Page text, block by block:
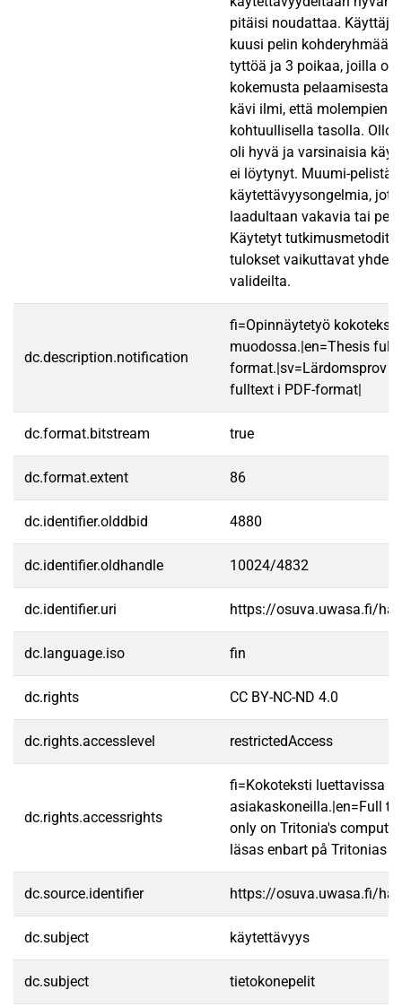
pitäisi noudattaa.
kuusi pelin kohderyhmään
tyttöä ja 3 poikaa, joilla on
kokemusta pelaamisesta.
kävi ilmi, että molempien
kohtuullisella tasolla.
oli hyvä ja varsinaisia
ei löytynyt. Muumi-pelistä
käytettävyysongelmia,
laadultaan vakavia tai
Käytetyt tutkimusmetodit
tulokset vaikuttavat
valideilta.
dc.description.notification
fi=Opinnäytetyö
muodossa.|en=Thesis
format.|sv=Lärdomsprov
fulltext i PDF-format|
dc.format.bitstream true
dc.format.extent 86
dc.identifier.olddbid 4880
dc.identifier.oldhandle 10024/4832
dc.identifier.uri https://osuva.uwasa.fi/
dc.language.iso fin
dc.rights CC BY-NC-ND 4.0
dc.rights.accesslevel restrictedAccess
dc.rights.accessrights
fi=Kokoteksti luettavissa
asiakaskoneilla.|en=Full
only on Tritonia's
läsas enbart på Tritonias
dc.source.identifier https://osuva.uwasa.fi/
dc.subject käytettävyys
dc.subject tietokonepelit